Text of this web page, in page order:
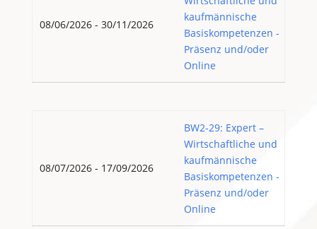
08/06/2026 - 30/11/2026
kaufmännische
Basiskompetenzen -
Präsenz und/oder
Online
08/07/2026 - 17/09/2026
BW2-29: Expert –
Wirtschaftliche und
kaufmännische
Basiskompetenzen -
Präsenz und/oder
Online